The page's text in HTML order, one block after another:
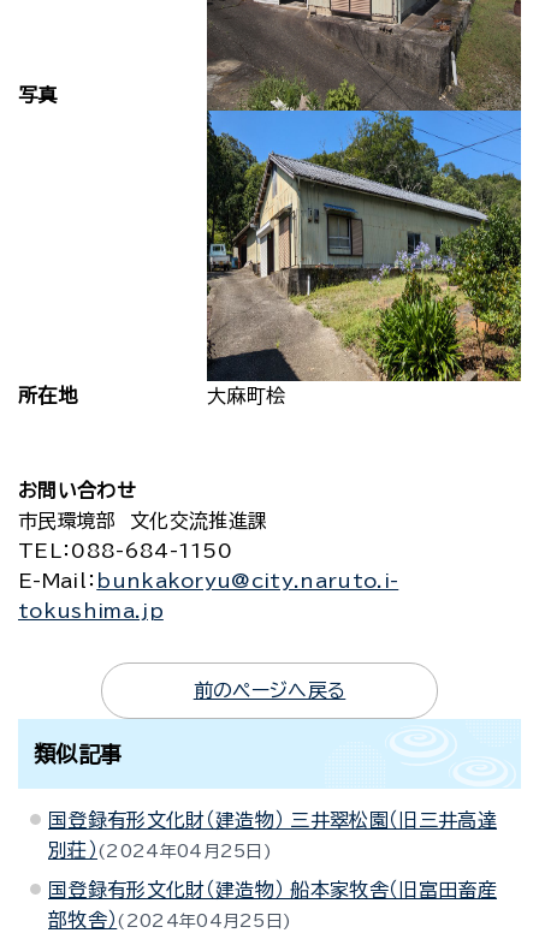
写真
所在地 大麻町桧
お問い合わせ
市民環境部 文化交流推進課
TEL
：088-684-1150
E-Mail
： bunkakoryu@city.naruto.i-
tokushima.jp
前のページへ戻る
類似記事
国登録有形文化財（建造物） 三井翠松園（旧三井高達
別荘）
2024年04月25日
国登録有形文化財（建造物） 船本家牧舎（旧富田畜産
部牧舎）
2024年04月25日